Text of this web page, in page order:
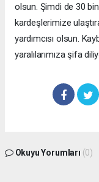
olsun. Şimdi de 30 bin
kardeşlerimize
yardımcısı olsun.
yaralılarımıza şifa
Okuyu Yorumları (0)